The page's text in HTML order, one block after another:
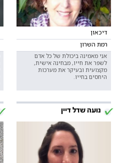
דיכאון
רמת השרון
אני מאמינה ביכולת של כל אדם
לשפר את חייו, מבחינה אישית,
מקצועית ובעיקר את מערכות
היחסים בחייו.
נועה שדל דיין